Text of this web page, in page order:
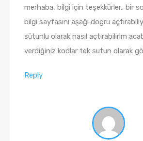
merhaba, bilgi için teşekkürler.. bir
bilgi sayfasını aşağı dogru
sütunlu olarak nasıl açtırabilirim
verdiğiniz kodlar tek sutun olarak
Reply